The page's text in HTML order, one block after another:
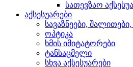
სათევზაო
აქსესუარები
სავაზნეები,
ოპტიკა
ხმის იმიტატორები
ტანსაცმელი
სხვა აქსესუარები